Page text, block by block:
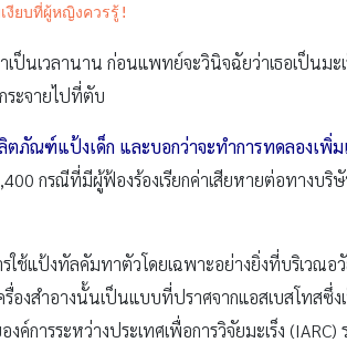
งียบที่ผู้หญิงควรรู้!
เวลานาน ก่อนแพทย์จะวินิจฉัยว่าเธอเป็นมะเ
ระจายไปที่ตับ
ภัณฑ์แป้งเด็ก และบอกว่าจะทำการทดลองเพิ่
กรณีที่มีผู้ฟ้องร้องเรียกค่าเสียหายต่อทางบริษั
แป้งทัลคัมทาตัวโดยเฉพาะอย่างยิ่งที่บริเวณอวั
งสำอางนั้นเป็นแบบที่ปราศจากแอสเบสโทสซึ่ง
การระหว่างประเทศเพื่อการวิจัยมะเร็ง